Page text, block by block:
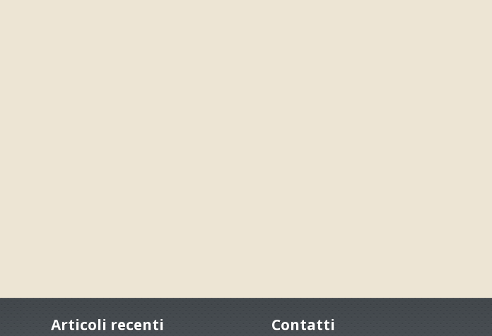
Articoli recenti Contatti